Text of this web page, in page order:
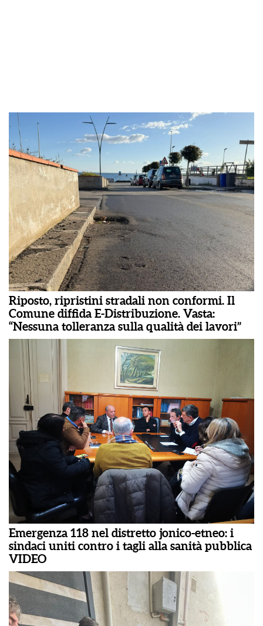
Riposto, ripristini stradali non conformi. Il
Comune diffida E-Distribuzione. Vasta:
“Nessuna tolleranza sulla qualità dei lavori”
Emergenza 118 nel distretto jonico-etneo: i
sindaci uniti contro i tagli alla sanità pubblica
VIDEO